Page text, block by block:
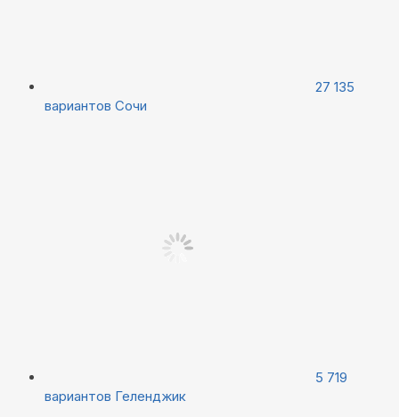
27 135
вариантов Сочи
5 719
вариантов Геленджик